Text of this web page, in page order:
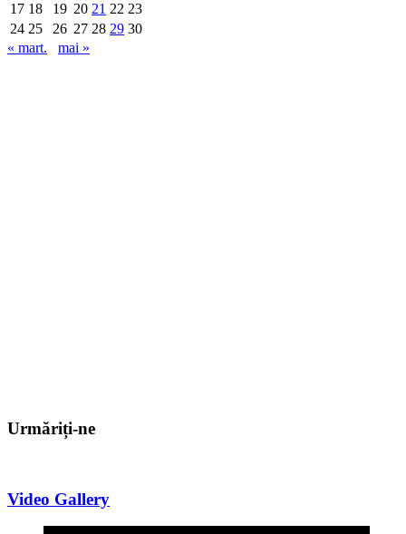
17 18 19 20 21 22 23
24 25 26 27 28 29 30
« mart.
mai »
Urmăriți-ne
Video Gallery